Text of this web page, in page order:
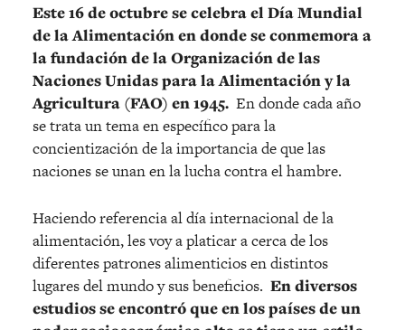
Este 16 de octubre se celebra el Día Mundial
de la Alimentación en donde se conmemora a
la fundación de la Organización de las
Naciones Unidas para la Alimentación y la
Agricultura (FAO) en 1945. En donde cada año
se trata un tema en específico para la
concientización de la importancia de que las
naciones se unan en la lucha contra el hambre.
Haciendo referencia al día internacional de la
alimentación, les voy a platicar a cerca de los
diferentes patrones alimenticios en distintos
lugares del mundo y sus beneficios. En diversos
estudios se encontró que en los países de un